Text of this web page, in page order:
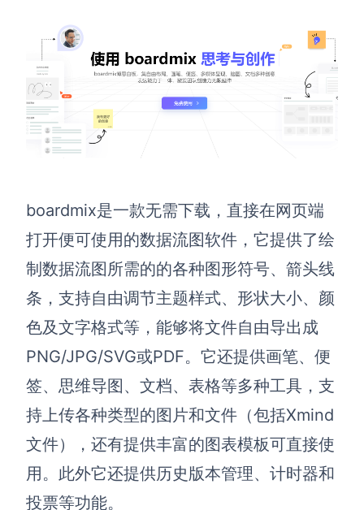
创意与绘图
AI生成用户旅程图
AI生成鱼骨图
AI生成甘特图
AI生成组织结构图
战略与流程设计
AI生成商业画布
AI生成平衡计分卡
AI生成时间管理四象限
AI生成胜任力模型
boardmix是一款无需下载，直接在网页端
打开便可使用的数据流图软件，它提供了绘
制数据流图所需的的各种图形符号、箭头线
条，支持自由调节主题样式、形状大小、颜
色及文字格式等，能够将文件自由导出成
PNG/JPG/SVG或PDF。它还提供画笔、便
签、思维导图、文档、表格等多种工具，支
持上传各种类型的图片和文件（包括Xmind
文件），还有提供丰富的图表模板可直接使
用。此外它还提供历史版本管理、计时器和
投票等功能。